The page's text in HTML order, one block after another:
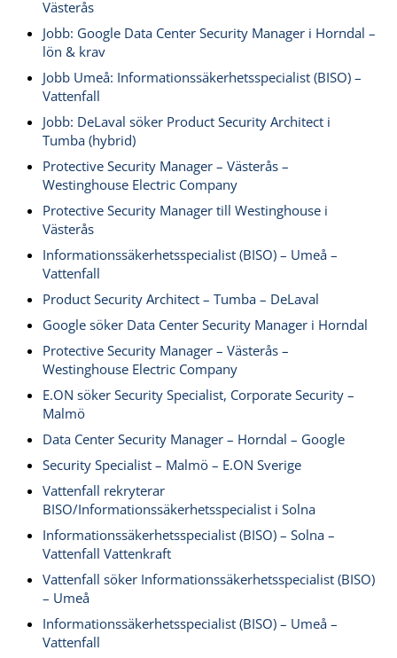
Västerås
Jobb: Google Data Center Security Manager i Horndal –
lön & krav
Jobb Umeå: Informationssäkerhetsspecialist (BISO) –
Vattenfall
Jobb: DeLaval söker Product Security Architect i
Tumba (hybrid)
Protective Security Manager – Västerås –
Westinghouse Electric Company
Protective Security Manager till Westinghouse i
Västerås
Informationssäkerhetsspecialist (BISO) – Umeå –
Vattenfall
Product Security Architect – Tumba – DeLaval
Google söker Data Center Security Manager i Horndal
Protective Security Manager – Västerås –
Westinghouse Electric Company
E.ON söker Security Specialist, Corporate Security –
Malmö
Data Center Security Manager – Horndal – Google
Security Specialist – Malmö – E.ON Sverige
Vattenfall rekryterar
BISO/Informationssäkerhetsspecialist i Solna
Informationssäkerhetsspecialist (BISO) – Solna –
Vattenfall Vattenkraft
Vattenfall söker Informationssäkerhetsspecialist (BISO)
– Umeå
Informationssäkerhetsspecialist (BISO) – Umeå –
Vattenfall